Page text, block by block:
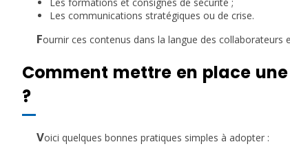
Les communications stratégiques ou de crise.
Fournir ces contenus dans la langue des collaborateurs
Comment mettre en place
?
Voici quelques bonnes pratiques simples à adopter :